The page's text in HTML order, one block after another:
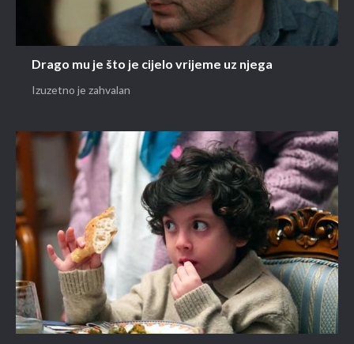
Drago mu je što je cijelo vrijeme uz njega
Izuzetno je zahvalan